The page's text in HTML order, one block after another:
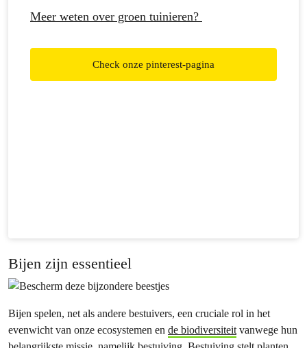
Meer weten over groen tuinieren?
Check onze pinterest-pagina
Bijen zijn essentieel
Bijen spelen, net als andere bestuivers, een cruciale rol in het
evenwicht van onze ecosystemen en de biodiversiteitvanwege hun